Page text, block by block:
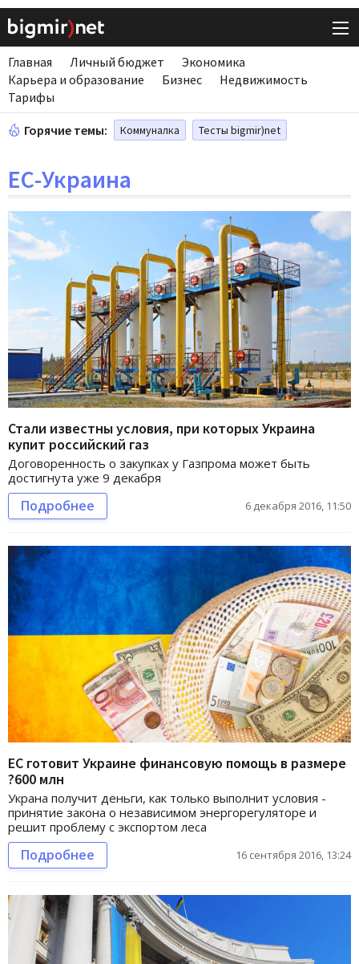
Главная Личный бюджет
Экономика
Карьера и образование
Бизнес
Недвижимость
Тарифы
Горячие темы: Коммуналка Тесты bigmir)net
ЕС-Украина
Стали известны условия, при которых Украина
купит российский газ
Договоренность о закупках у Газпрома может быть
достигнута уже 9 декабря
Подробнее 6 декабря 2016, 11:50
ЕС готовит Украине финансовую помощь в размере
?600 млн
Украна получит деньги, как только выполнит условия -
принятие закона о независимом энергорегуляторе и
решит проблему с экспортом леса
Подробнее 16 сентября 2016, 13:24